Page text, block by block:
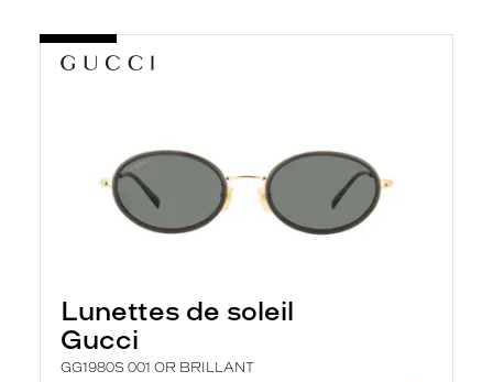
Lunettes de soleil
Gucci
GG1980S 001 OR BRILLANT